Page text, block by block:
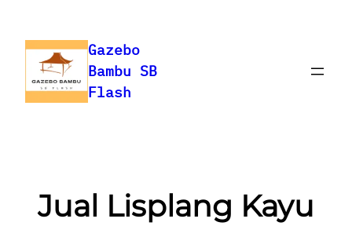
content
Gazebo
Bambu SB
Flash
Jual Lisplang Kayu